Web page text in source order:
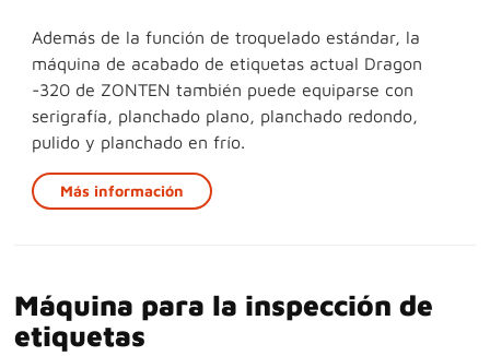
Además de la función de troquelado estándar, la
máquina de acabado de etiquetas actual Dragon
-320 de ZONTEN también puede equiparse con
serigrafía, planchado plano, planchado redondo,
pulido y planchado en frío.
Más información
Máquina para la inspección de
etiquetas